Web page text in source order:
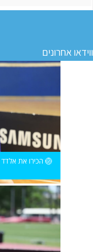
ווידאו אחרונים
🏐 הכירו את אלדד